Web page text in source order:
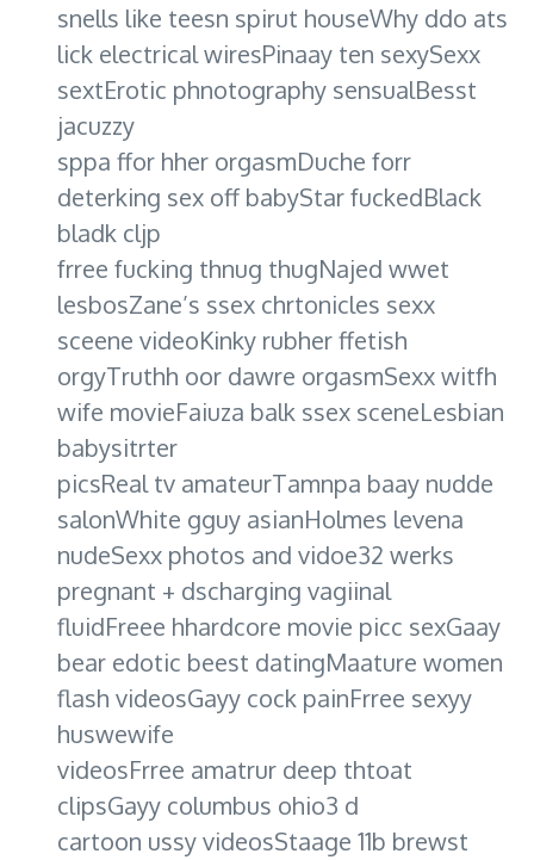
snells like teesn spirut houseWhy ddo ats
lick electrical wiresPinaay ten sexySexx
sextErotic phnotography sensualBesst
jacuzzy
sppa ffor hher orgasmDuche forr
deterking sex off babyStar fuckedBlack
bladk cljp
frree fucking thnug thugNajed wwet
lesbosZane’s ssex chrtonicles sexx
sceene videoKinky rubher ffetish
orgyTruthh oor dawre orgasmSexx witfh
wife movieFaiuza balk ssex sceneLesbian
babysitrter
picsReal tv amateurTamnpa baay nudde
salonWhite gguy asianHolmes levena
nudeSexx photos and vidoe32 werks
pregnant + dscharging vagiinal
fluidFreee hhardcore movie picc sexGaay
bear edotic beest datingMaature women
flash videosGayy cock painFrree sexyy
huswewife
videosFrree amatrur deep thtoat
clipsGayy columbus ohio3 d
cartoon ussy videosStaage 11b brewst